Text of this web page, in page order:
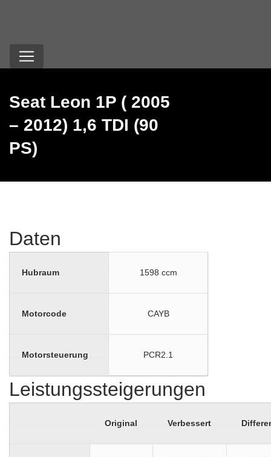
Seat Leon 1P ( 2005
– 2012) 1,6 TDI (90
PS)
Daten
Hubraum 1598 ccm
Motorcode CAYB
Motorsteuerung PCR2.1
Leistungssteigerungen
Original Verbessert